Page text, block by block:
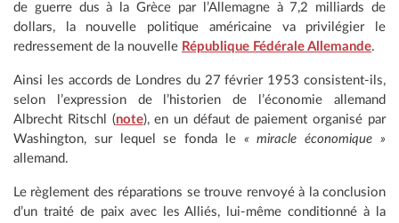
de guerre dus à la Grèce par l’Allemagne à 7,2 milliards de
dollars, la nouvelle politique américaine va privilégier le
redressement de la nouvelle République Fédérale Allemande.
Ainsi les accords de Londres du 27 février 1953 consistent-ils,
selon l’expression de l’historien de l’économie allemand
Albrecht Ritschl (note), en un défaut de paiement organisé par
Washington, sur lequel se fonda le « miracle économique »
allemand.
Le règlement des réparations se trouve renvoyé à la conclusion
d’un traité de paix avec les Alliés, lui-même conditionné à la